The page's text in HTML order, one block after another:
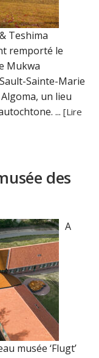
Teshima
remporté le
Mukwa
Sainte-Marie
un lieu
...[Lire
des
A
musée ‘Flugt’